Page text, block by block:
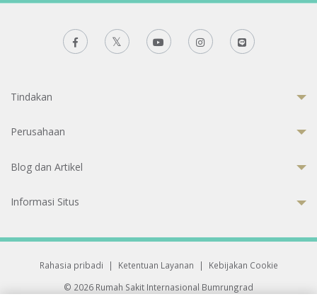
Tindakan
Perusahaan
Blog dan Artikel
Informasi Situs
Rahasia pribadi | Ketentuan Layanan |
Kebijakan Cookie
© 2026 Rumah Sakit Internasional Bumrungrad